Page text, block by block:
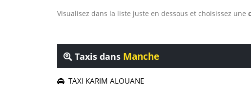
Visualisez dans la liste juste en dessous et choisissez une
Taxis dans Manche
TAXI KARIM ALOUANE